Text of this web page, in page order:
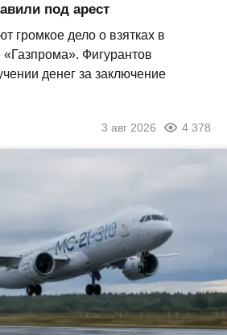
под арест
громкое дело о взятках в
«Газпрома». Фигурантов
денег за заключение
3 авг 2026 4 378